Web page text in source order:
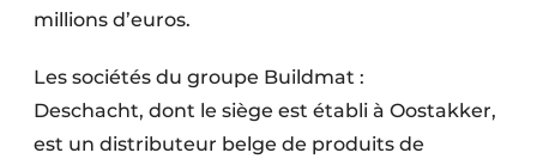
millions d’euros.
Les sociétés du groupe Buildmat :
Deschacht, dont le siège est établi à Oostakker,
est un distributeur belge de produits de